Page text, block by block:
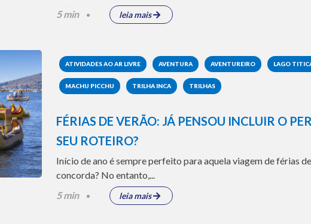
5 min
leia mais
ATIVIDADES AO AR LIVRE AVENTURA AVENTUREIRO LAGO
MACHU PICCHU TRILHA INCA TRILHAS
FÉRIAS DE VERÃO: JÁ PENSOU INCLUIR O
SEU ROTEIRO?
Início de ano é sempre perfeito para aquela viagem de férias
concorda? No entanto,...
5 min
leia mais